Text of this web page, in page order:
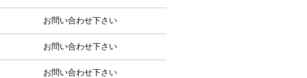
お問い合わせ下さい
お問い合わせ下さい
お問い合わせ下さい